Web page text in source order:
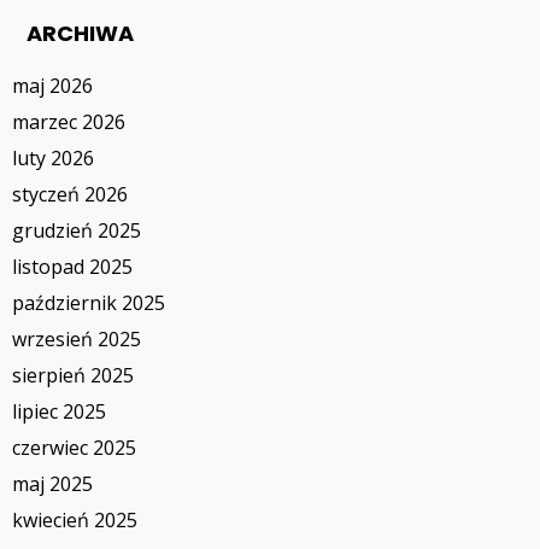
ARCHIWA
maj 2026
marzec 2026
luty 2026
styczeń 2026
grudzień 2025
listopad 2025
październik 2025
wrzesień 2025
sierpień 2025
lipiec 2025
czerwiec 2025
maj 2025
kwiecień 2025